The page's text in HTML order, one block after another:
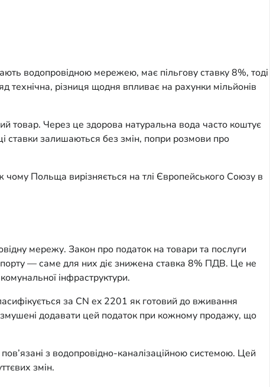
водопровідною мережею, має пільгову ставку 8%, тоді
різниця щодня впливає на рахунки мільйонів
товар. Через це здорова натуральна вода часто коштує
ставки залишаються без змін, попри розмови про
чому Польща вирізняється на тлі Європейського Союзу в
мережу. Закон про податок на товари та послуги
— саме для них діє знижена ставка 8% ПДВ. Це не
інфраструктури.
за CN ex 2201 як готовий до вживання
додавати цей податок при кожному продажу, що
з водопровідно-каналізаційною системою. Цей
змін.